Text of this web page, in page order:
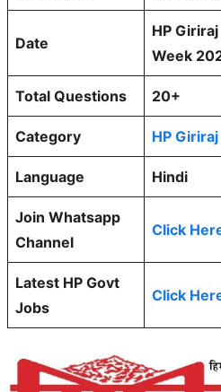
Date
HP
Week
Total Questions 20+
Category HP
Language Hindi
Join Whatsapp
Channel
Click
Latest HP Govt
Jobs
Click